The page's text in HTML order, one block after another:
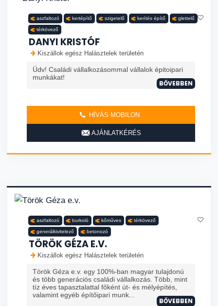
aszfaltozó kertépítő szigetelő kerítés építő glettelő
térkövező
DANYI KRISTÓF
Kiszállok egész Halásztelek területén
Üdv! Családi vállalkozásommal vállalok épitoipari
munkákat!
BŐVEBBEN
HÍVÁS MOBILON
AJÁNLATKÉRÉS
aszfaltozó burkoló kőműves térkövező
generálkivitelező betonozó
TÖRÖK GÉZA E.V.
Kiszállok egész Halásztelek területén
Török Géza e.v. egy 100%-ban magyar tulajdonú
és több generációs családi vállalkozás. Több, mint
tíz éves tapasztalattal főként út- és mélyépítés,
valamint egyéb építőipari munk...
BŐVEBBEN